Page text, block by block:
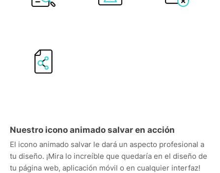
Nuestro icono animado salvar en acción
El icono animado salvar le dará un aspecto profesional a
tu diseño. ¡Mira lo increíble que quedaría en el diseño de
tu página web, aplicación móvil o en cualquier interfaz!